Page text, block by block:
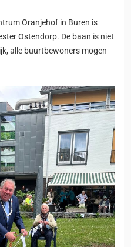
Oranjehof in Buren is
Ostendorp. De baan is niet
alle buurtbewoners mogen